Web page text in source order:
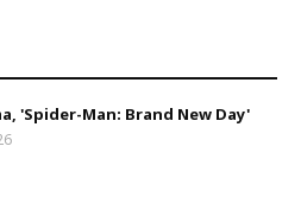
'Spider-Man: Brand New Day'